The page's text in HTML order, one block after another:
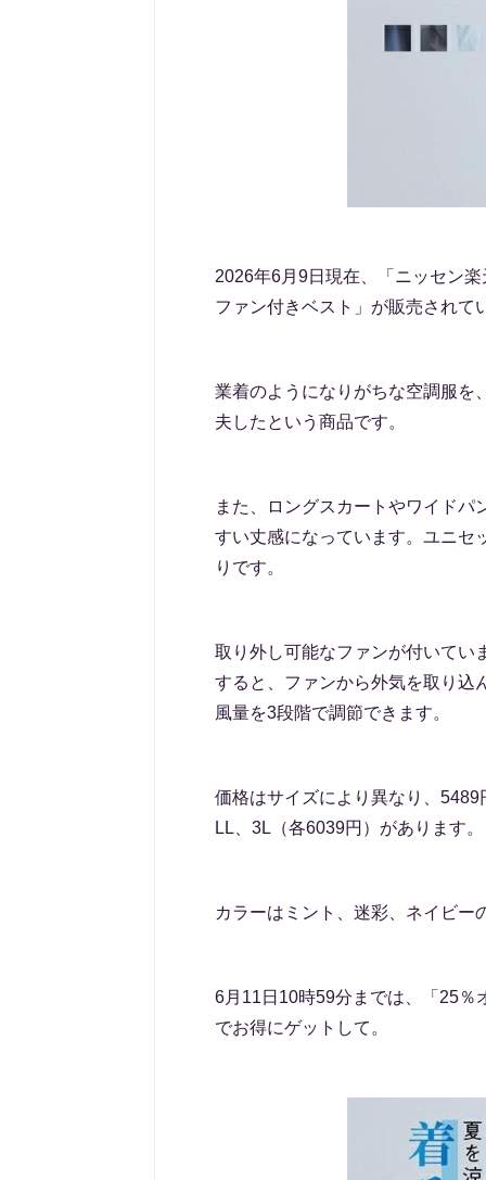
2026年6月9日現在、「ニッセン
ファン付きベスト」が販売されて
業着のようになりがちな空調服を
夫したという商品です。
また、ロングスカートやワイド
すい丈感になっています。ユニセ
りです。
取り外し可能なファンが付いてい
すると、ファンから外気を取り込
風量を3段階で調節できます。
価格はサイズにより異なり、
LL、3L（各6039円）があります。
カラーはミント、迷彩、ネイビー
6月11日10時59分までは、「25％
でお得にゲットして。